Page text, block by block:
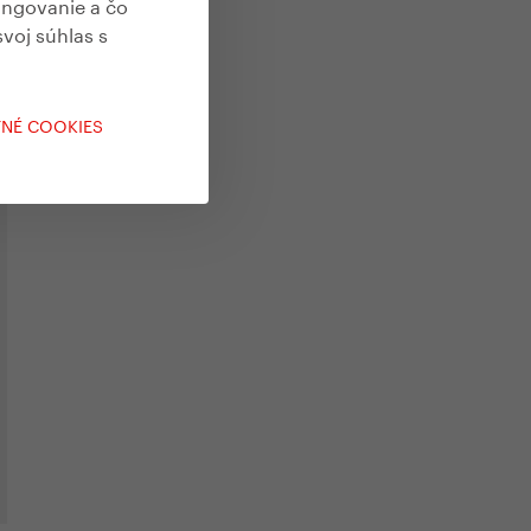
súhlas s
COOKIES